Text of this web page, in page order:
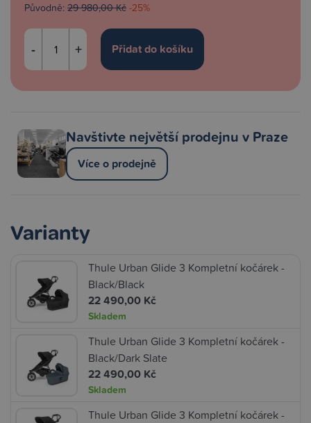
Původně: 29 980,00 Kč -25%
- +
Navštivte největší prodejnu v Praze
Více o prodejně
Varianty
Thule Urban Glide 3 Kompletní kočárek -
Black/Black
22 490,00 Kč
Skladem
Thule Urban Glide 3 Kompletní kočárek -
Black/Dark Slate
22 490,00 Kč
Skladem
Thule Urban Glide 3 Kompletní kočárek -